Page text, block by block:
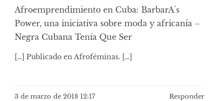
Afroemprendimiento en Cuba: BarbarA´s
Power, una iniciativa sobre moda y africanía –
Negra Cubana Tenía Que Ser
[…] Publicado en Afroféminas. […]
3 de marzo de 2018 12:17 Responder